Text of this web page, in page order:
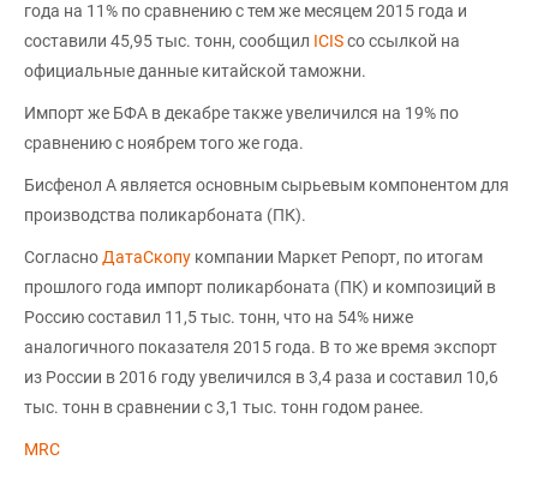
года на 11% по сравнению с тем же месяцем 2015 года и
составили 45,95 тыс. тонн, сообщил ICISсо ссылкой на
официальные данные китайской таможни.
Импорт же БФА в декабре также увеличился на 19% по
сравнению с ноябрем того же года.
Бисфенол А является основным сырьевым компонентом для
производства поликарбоната (ПК).
Согласно ДатаСкопу компании Маркет Репорт, по итогам
прошлого года импорт поликарбоната (ПК) и композиций в
Россию составил 11,5 тыс. тонн, что на 54% ниже
аналогичного показателя 2015 года. В то же время экспорт
из России в 2016 году увеличился в 3,4 раза и составил 10,6
тыс. тонн в сравнении с 3,1 тыс. тонн годом ранее.
MRC